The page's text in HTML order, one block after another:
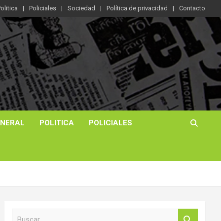
Policiales Sociedad Política de privacidad Contacto
POLITICA POLICIALES